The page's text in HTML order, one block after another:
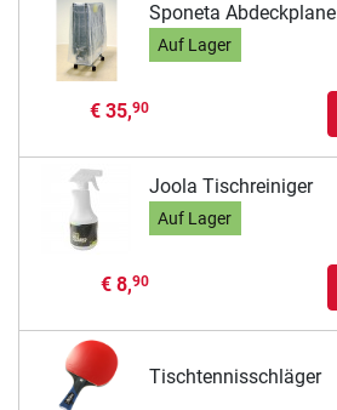
Sponeta Abdeckplane
Auf Lager
€ 35,90
Joola Tischreiniger
Auf Lager
€ 8,90
Tischtennisschläger